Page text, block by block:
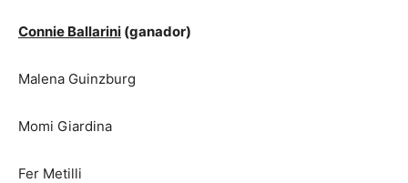
Connie Ballarini (ganador)
Malena Guinzburg
Momi Giardina
Fer Metilli